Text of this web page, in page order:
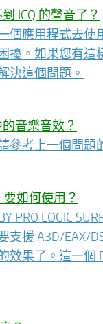
ICQ 的聲音了？
個應用程式去
擾。如果您有
決這個問題。
音樂音效？
參考上一個問題
要如何使用？
PRO LOGIC
援 A3D/EAX/
果了。這一個